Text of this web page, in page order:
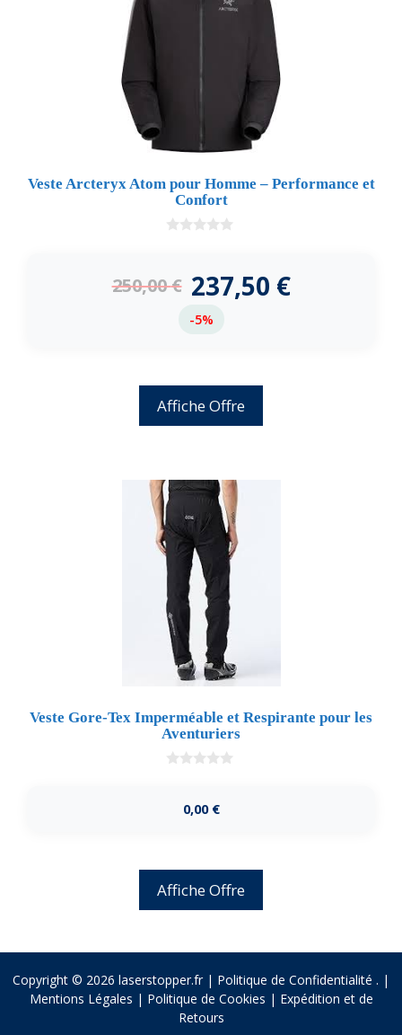
Veste Arcteryx Atom pour Homme – Performance et
Confort
5
250,00€ 237,50 €
-5%
Affiche Offre
Veste Gore-Tex Imperméable et Respirante pour les
Aventuriers
0,00 €
Affiche Offre
Copyright © 2026 laserstopper.fr | Politique de Confidentialité . |
Mentions Légales | Politique de Cookies | Expédition et de
Retours